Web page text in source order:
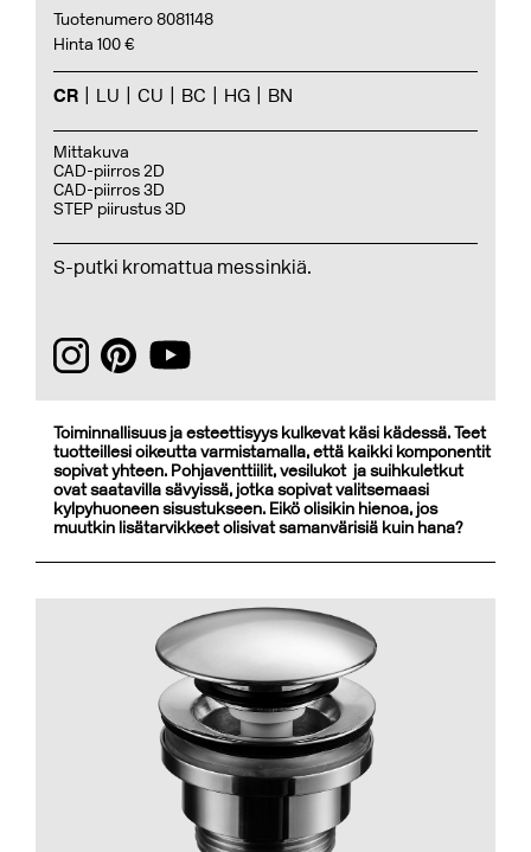
Tuotenumero 8081148
Hinta 100 €
CR LU CU BC HG BN
Mittakuva
CAD-piirros 2D
CAD-piirros 3D
STEP piirustus 3D
S-putki kromattua messinkiä.
Toiminnallisuus ja esteettisyys kulkevat käsi kädessä. Teet
tuotteillesi oikeutta varmistamalla, että kaikki komponentit
sopivat yhteen. Pohjaventtiilit, vesilukot ja suihkuletkut
ovat saatavilla sävyissä, jotka sopivat valitsemaasi
kylpyhuoneen sisustukseen. Eikö olisikin hienoa, jos
muutkin lisätarvikkeet olisivat samanvärisiä kuin hana?